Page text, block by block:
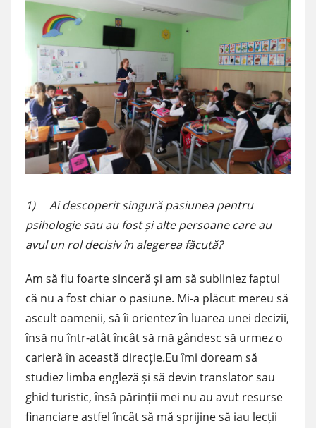
1) Ai descoperit singură pasiunea pentru
psihologie sau au fost și alte persoane care au
avul un rol decisiv în alegerea făcută?
Am să fiu foarte sinceră și am să subliniez faptul
că nu a fost chiar o pasiune. Mi-a plăcut mereu să
ascult oamenii, să îi orientez în luarea unei decizii,
însă nu într-atât încât să mă gândesc să urmez o
carieră în această direcție.Eu îmi doream să
studiez limba engleză și să devin translator sau
ghid turistic, însă părinții mei nu au avut resurse
financiare astfel încât să mă sprijine să iau lecții